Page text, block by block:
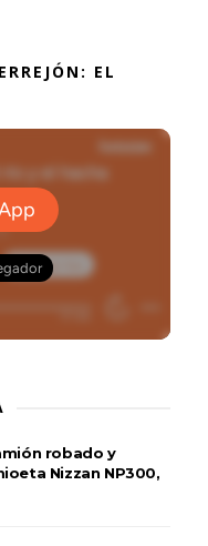
EL
robado y
Nizzan NP300,